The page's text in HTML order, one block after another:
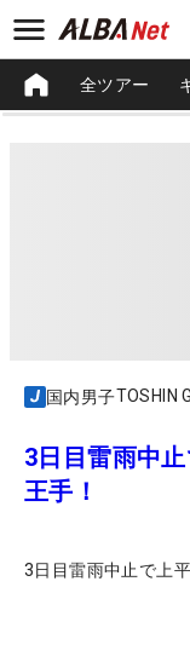
全ツアー
国内男子TOSHIN
3日目雷雨中
王手！
3日目雷雨中止で上